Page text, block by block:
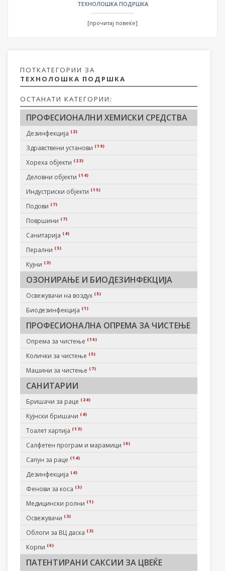
ПОТКАТЕГОРИИ ЗА
ТЕХНОЛОШКА ПОДРШКА
ОСТАНАТИ КАТЕГОРИИ:
ПРОФЕСИОНАЛНИ ХЕМИСКИ СРЕДСТВА
Дезинфекција (2)
Здравствени установи (19)
Хореха објекти (23)
Деловни објекти (14)
Индустриски објекти (15)
Подови (7)
Површини (7)
Санитарија (4)
Перални (5)
Кујни (3)
ОЗОНИРАЊЕ И БИОДЕЗИНФЕКЦИЈА
Освежувачи на воздух (5)
Биодезинфекција (1)
ПРОФЕСИОНАЛНА ОПРЕМА ЗА ЧИСТЕЊЕ
Опрема за чистење (16)
Колички за чистење (5)
Машини за чистење (7)
САНИТАРИИ
Бришачи за раце (24)
Кујнски бришачи (4)
Тоалет хартија (13)
Салфетен програм и марамици (6)
Сапун за раце (14)
Дезинфекција (4)
Фенови за коса (5)
Медицински ролни (1)
Освежувачи (3)
Облоги за ВЦ даска (3)
Корпи (6)
ПАТЕНТИРАНИ САКСИИ ЗА ЦВЕЌЕ
ТЕХНОЛОШКА ПОДРШКА
[прочитај повеќе]